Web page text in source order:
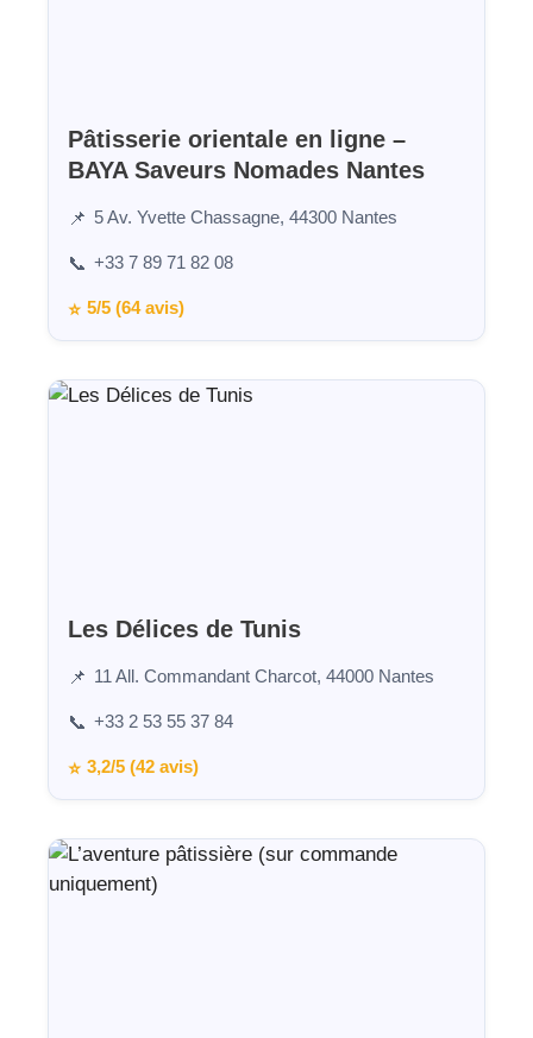
Pâtisserie orientale en ligne –
BAYA Saveurs Nomades Nantes
📌 5 Av. Yvette Chassagne, 44300 Nantes
📞 +33 7 89 71 82 08
⭐ 5/5 (64 avis)
Les Délices de Tunis
📌 11 All. Commandant Charcot, 44000 Nantes
📞 +33 2 53 55 37 84
⭐ 3,2/5 (42 avis)